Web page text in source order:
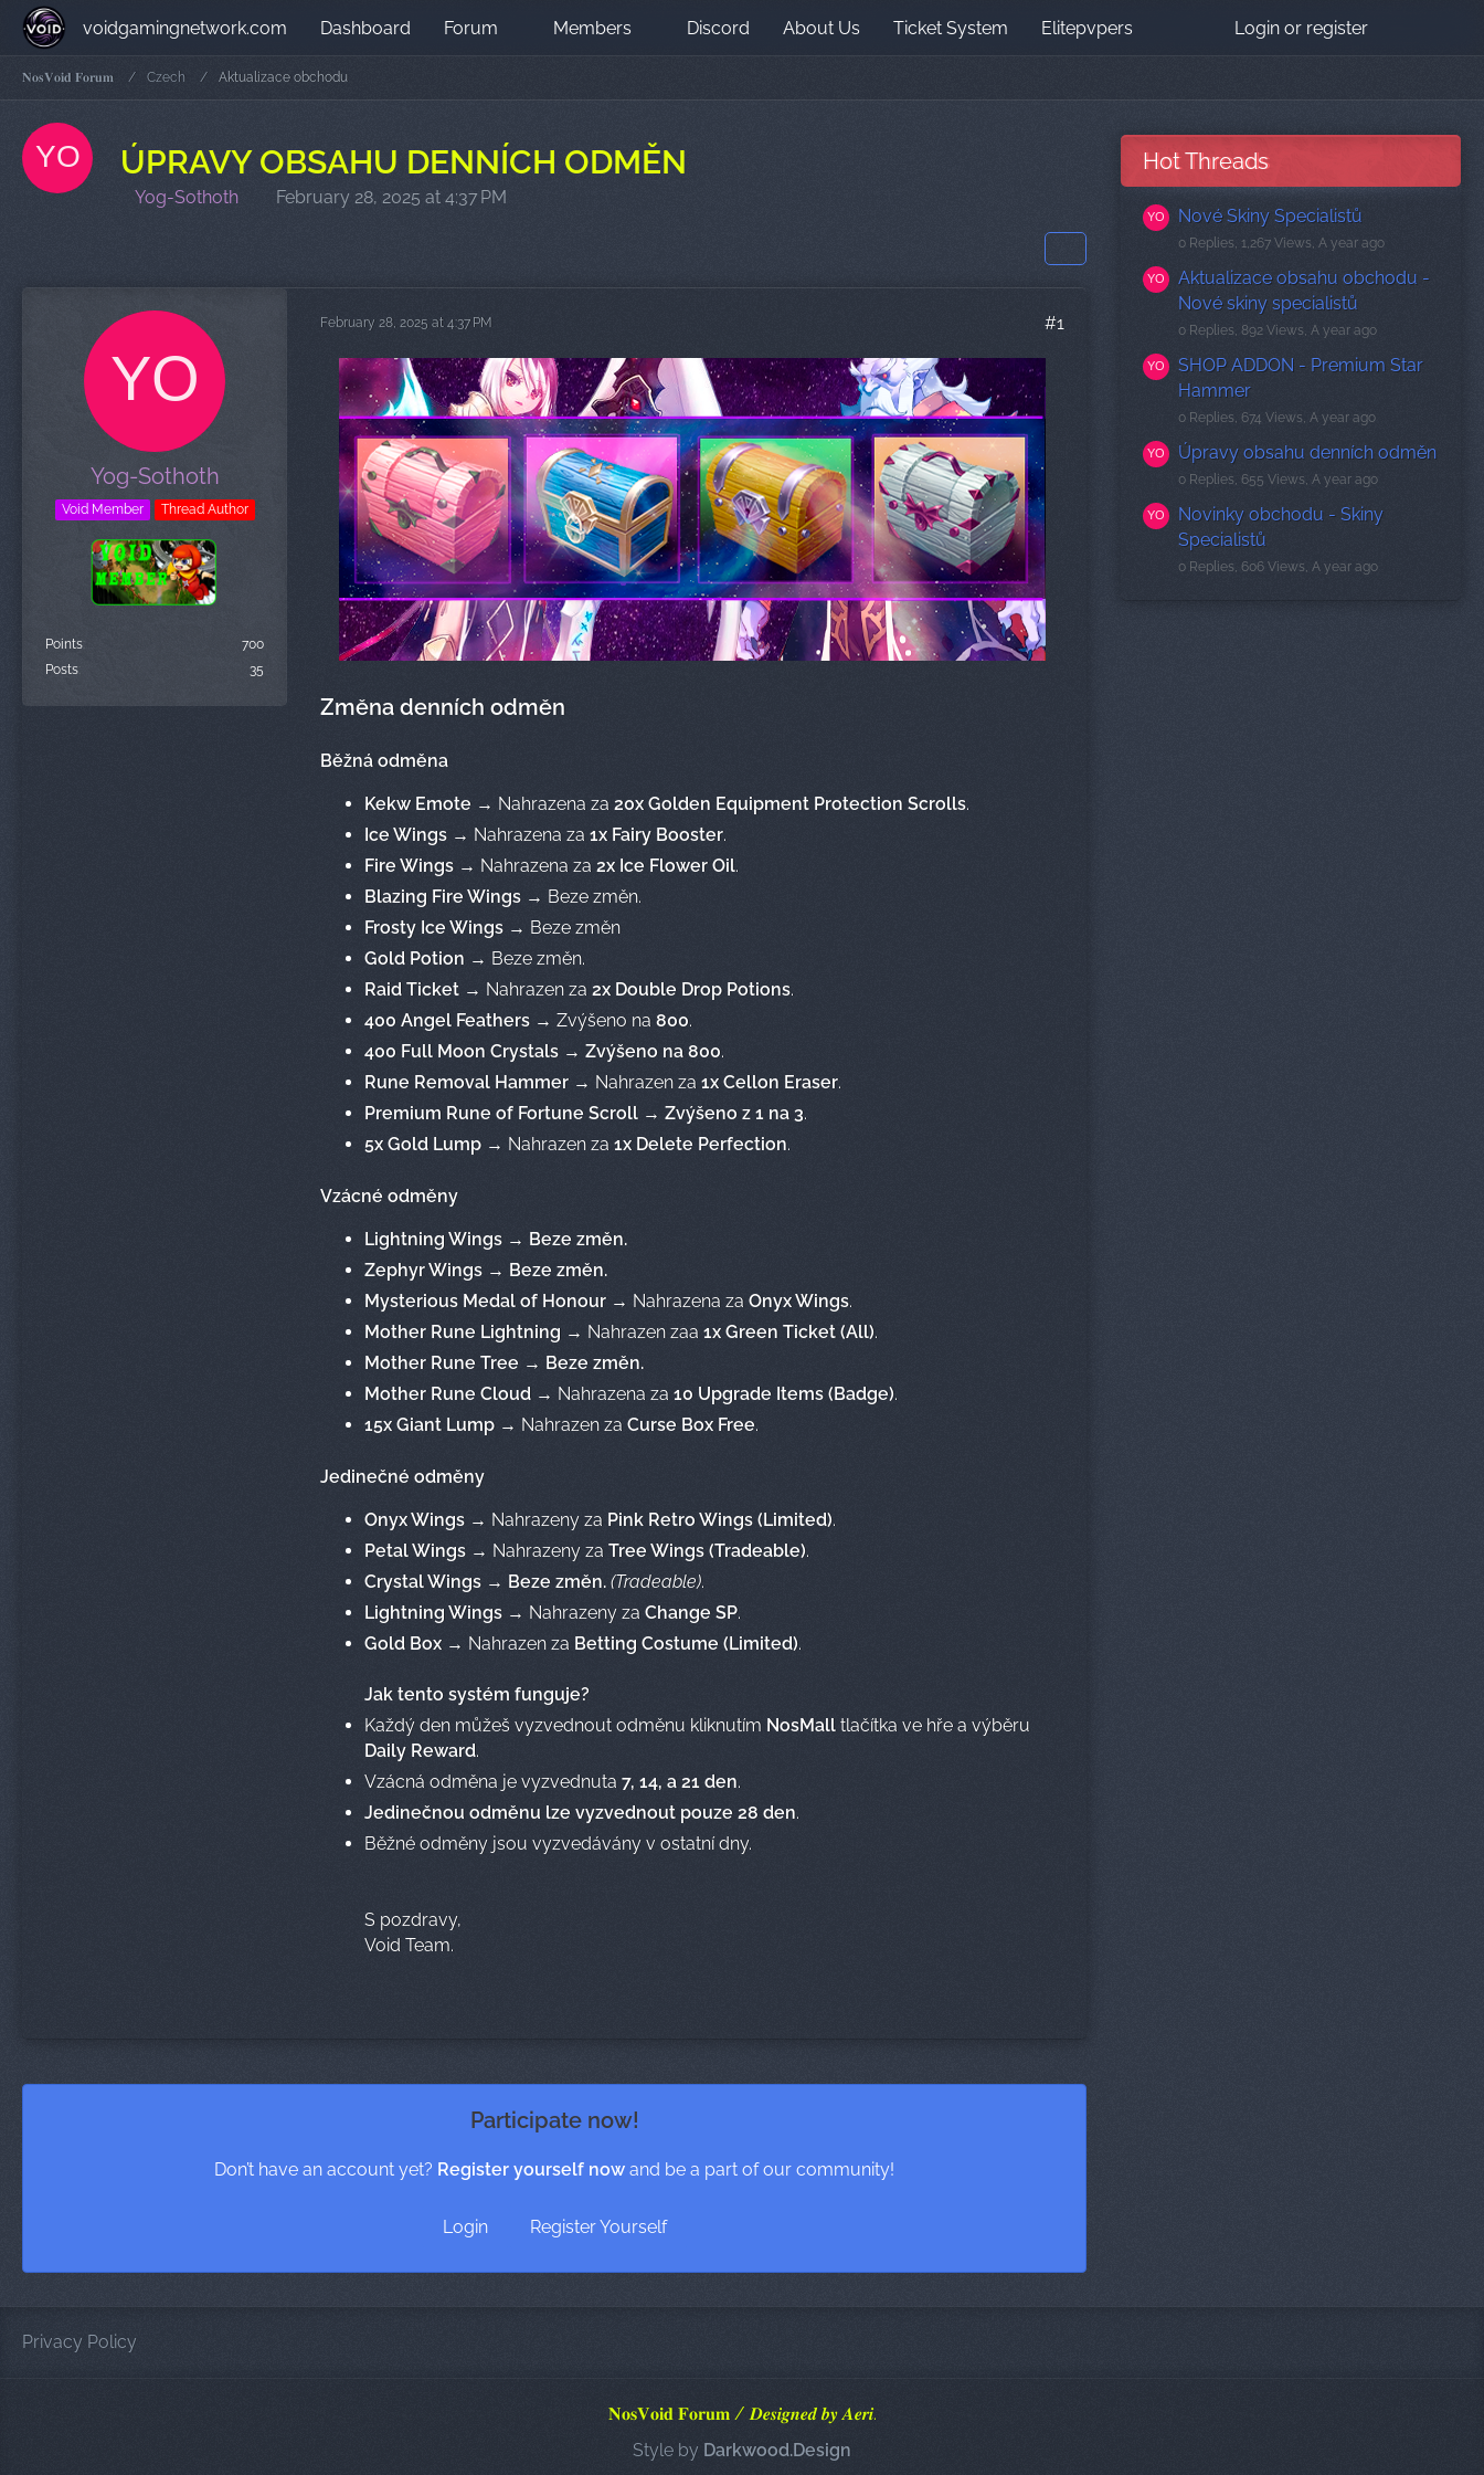
voidgamingnetwork.com Dashboard Forum Members Discord About Us Ticket System Elitepvpers Login or register
𝐍𝐨𝐬𝐕𝐨𝐢𝐝 𝐅𝐨𝐫𝐮𝐦 Czech Aktualizace obchodu
ÚPRAVY OBSAHU DENNÍCH ODMĚN
Yog-Sothoth February 28, 2025 at 4:37 PM
Yog-Sothoth
Void Member Thread Author
Points
700
Posts
35
February 28, 2025 at 4:37 PM #1
Změna denních odměn
Běžná odměna
Kekw Emote → Nahrazena za 20x Golden Equipment Protection Scrolls.
Ice Wings → Nahrazena za 1x Fairy Booster.
Fire Wings → Nahrazena za 2x Ice Flower Oil.
Blazing Fire Wings → Beze změn.
Frosty Ice Wings → Beze změn
Gold Potion → Beze změn.
Raid Ticket → Nahrazen za 2x Double Drop Potions.
400 Angel Feathers → Zvýšeno na 800.
400 Full Moon Crystals → Zvýšeno na 800.
Rune Removal Hammer→ Nahrazen za 1x Cellon Eraser.
Premium Rune of Fortune Scroll → Zvýšeno z 1 na 3.
5x Gold Lump → Nahrazen za 1x Delete Perfection.
Vzácné odměny
Lightning Wings → Beze změn.
Zephyr Wings → Beze změn.
Mysterious Medal of Honour → Nahrazena za Onyx Wings.
Mother Rune Lightning → Nahrazen zaa 1x Green Ticket (All).
Mother Rune Tree → Beze změn.
Mother Rune Cloud → Nahrazena za 10 Upgrade Items (Badge).
15x Giant Lump → Nahrazen za Curse Box Free.
Jedinečné odměny
Onyx Wings → Nahrazeny za Pink Retro Wings (Limited).
Petal Wings → Nahrazeny za Tree Wings (Tradeable).
Crystal Wings → Beze změn. (Tradeable).
Lightning Wings → Nahrazeny za Change SP.
Gold Box → Nahrazen za Betting Costume (Limited).
Jak tento systém funguje?
Každý den můžeš vyzvednout odměnu kliknutím NosMall tlačítka ve hře a výběru
Daily Reward.
Vzácná odměna je vyzvednuta 7, 14, a 21 den.
Jedinečnou odměnu lze vyzvednout pouze 28 den.
Běžné odměny jsou vyzvedávány v ostatní dny.
S pozdravy,
Void Team.
Participate now!
Don’t have an account yet? Register yourself now and be a part of our community!
Register Yourself
Login
Hot Threads
Nové Skiny Specialistů
0 Replies, 1,267 Views, A year ago
Aktualizace obsahu obchodu -
Nové skiny specialistů
0 Replies, 892 Views, A year ago
SHOP ADDON - Premium Star
Hammer
0 Replies, 674 Views, A year ago
Úpravy obsahu denních odměn
0 Replies, 655 Views, A year ago
Novinky obchodu - Skiny
Specialistů
0 Replies, 606 Views, A year ago
Privacy Policy
𝐍𝐨𝐬𝐕𝐨𝐢𝐝 𝐅𝐨𝐫𝐮𝐦 / 𝑫𝒆𝒔𝒊𝒈𝒏𝒆𝒅 𝒃𝒚 𝑨𝒆𝒓𝒊.
Style by Darkwood.Design